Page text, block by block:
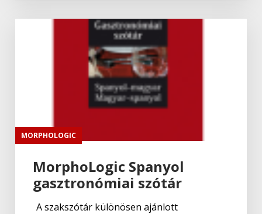
MORPHOLOGIC
MorphoLogic Spanyol
gasztronómiai szótár
A szakszótár különösen ajánlott